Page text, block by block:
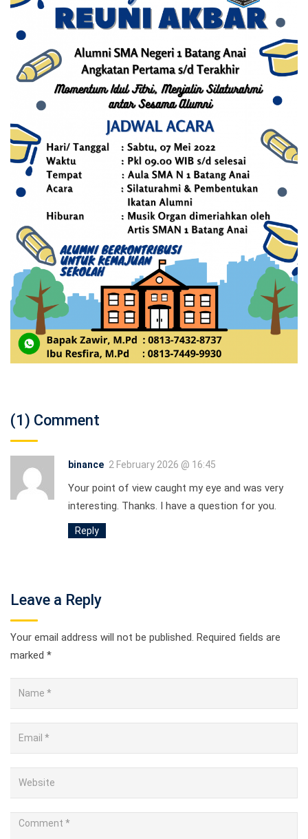
(1) Comment
binance 2 February 2026 @ 16:45
Your point of view caught my eye and was very
interesting. Thanks. I have a question for you.
Reply
Leave a Reply
Your email address will not be published. Required fields are
marked *